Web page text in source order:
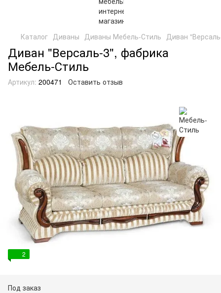
Каталог Диваны Диваны Мебель-Стиль Диван
Диван "Версаль-3", фабрика
Мебель-Стиль
Артикул: 200471 Оставить отзыв
2
Под заказ